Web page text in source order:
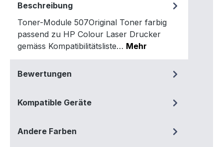
Beschreibung
Toner-Module 507Original Toner farbig
passend zu HP Colour Laser Drucker
gemäss Kompatibilitätsliste… Mehr
Bewertungen
Kompatible Geräte
Andere Farben